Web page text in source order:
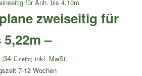
zweiseitig für
–
€netto)
7-12 Wochen